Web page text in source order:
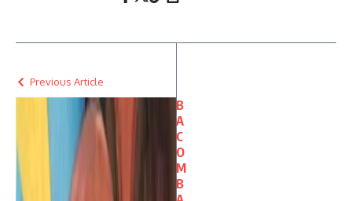
Previous Article
B
A
C
O
M
B